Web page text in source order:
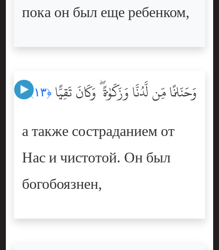
пока он был еще ребенком,
وَحَنَانًۭا مِّن لَّدُنَّا وَزَكَوٰةًۭ ۖ وَكَانَ تَقِيًّۭا ﴿١٣﴾
а также состраданием от
Нас и чистотой. Он был
богобоязнен,